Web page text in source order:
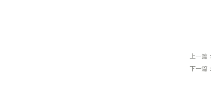
上一篇：
下一篇：